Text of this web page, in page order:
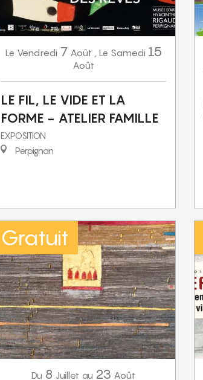
Le Vendredi 7 Août , Le Samedi 15
Août
LE FIL, LE VIDE ET LA
FORME - ATELIER FAMILLE
EXPOSITION
Perpignan
Gratuit
Du 8 Juillet au 23 Août